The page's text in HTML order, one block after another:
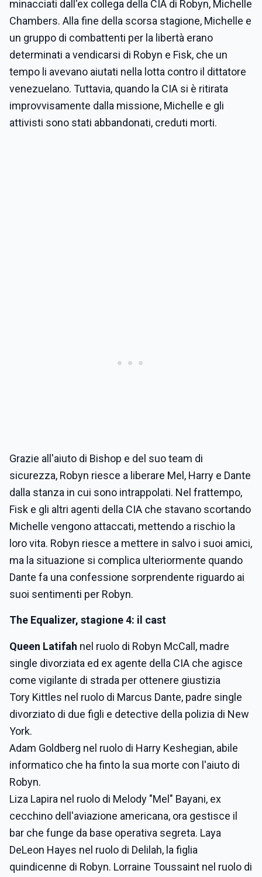
minacciati dall'ex collega della CIA di Robyn, Michelle
Chambers. Alla fine della scorsa stagione, Michelle e
un gruppo di combattenti per la libertà erano
determinati a vendicarsi di Robyn e Fisk, che un
tempo li avevano aiutati nella lotta contro il dittatore
venezuelano. Tuttavia, quando la CIA si è ritirata
improvvisamente dalla missione, Michelle e gli
attivisti sono stati abbandonati, creduti morti.
Grazie all'aiuto di Bishop e del suo team di
sicurezza, Robyn riesce a liberare Mel, Harry e Dante
dalla stanza in cui sono intrappolati. Nel frattempo,
Fisk e gli altri agenti della CIA che stavano scortando
Michelle vengono attaccati, mettendo a rischio la
loro vita. Robyn riesce a mettere in salvo i suoi amici,
ma la situazione si complica ulteriormente quando
Dante fa una confessione sorprendente riguardo ai
suoi sentimenti per Robyn.
The Equalizer, stagione 4: il cast
Queen Latifah nel ruolo di Robyn McCall, madre
single divorziata ed ex agente della CIA che agisce
come vigilante di strada per ottenere giustizia
Tory Kittles nel ruolo di Marcus Dante, padre single
divorziato di due figli e detective della polizia di New
York.
Adam Goldberg nel ruolo di Harry Keshegian, abile
informatico che ha finto la sua morte con l'aiuto di
Robyn.
Liza Lapira nel ruolo di Melody "Mel" Bayani, ex
cecchino dell'aviazione americana, ora gestisce il
bar che funge da base operativa segreta. Laya
DeLeon Hayes nel ruolo di Delilah, la figlia
quindicenne di Robyn. Lorraine Toussaint nel ruolo di